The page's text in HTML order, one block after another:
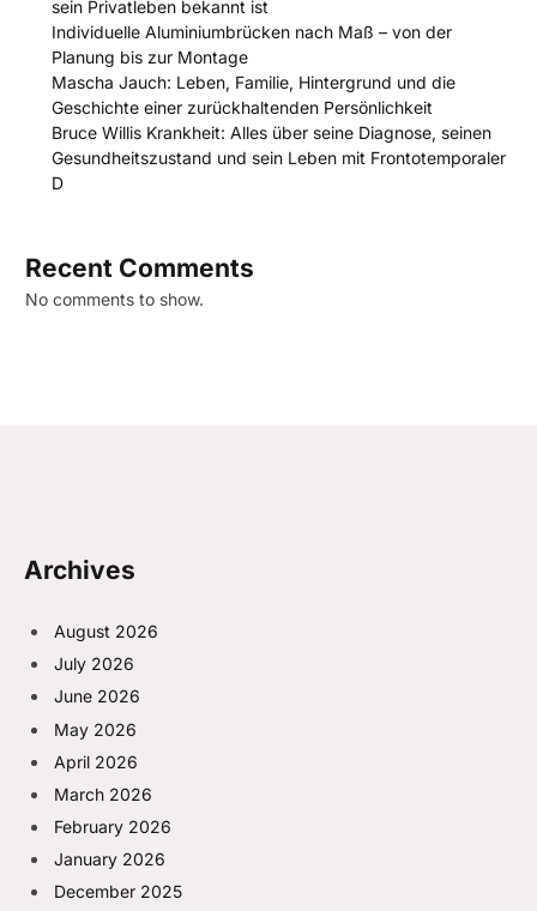
sein Privatleben bekannt ist
Individuelle Aluminiumbrücken nach Maß – von der
Planung bis zur Montage
Mascha Jauch: Leben, Familie, Hintergrund und die
Geschichte einer zurückhaltenden Persönlichkeit
Bruce Willis Krankheit: Alles über seine Diagnose, seinen
Gesundheitszustand und sein Leben mit Frontotemporaler
D
Recent Comments
No comments to show.
Archives
August 2026
July 2026
June 2026
May 2026
April 2026
March 2026
February 2026
January 2026
December 2025